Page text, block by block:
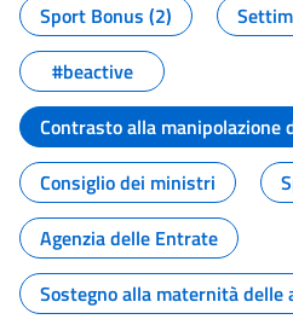
Sport Bonus (2)
#beactive
Contrasto alla
Consiglio dei ministri
Agenzia delle Entrate
Sostegno alla maternità delle